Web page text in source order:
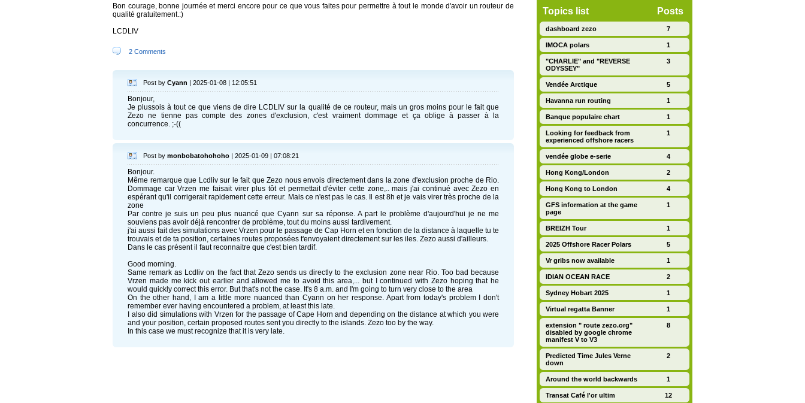
Bon courage, bonne journée et merci encore pour ce que vous faites pour permettre à tout le monde d'avoir un routeur de
qualité gratuitement.:)
LCDLIV
2 Comments
Post by Cyann | 2025-01-08 | 12:05:51
Bonjour,
Je plussois à tout ce que viens de dire LCDLIV sur la qualité de ce routeur, mais un gros moins pour le fait que
Zezo ne tienne pas compte des zones d'exclusion, c'est vraiment dommage et ça oblige à passer à la
concurrence. ;-((
Post by monbobatohohoho | 2025-01-09 | 07:08:21
Bonjour.
Même remarque que Lcdliv sur le fait que Zezo nous envois directement dans la zone d'exclusion proche de Rio.
Dommage car Vrzen me faisait virer plus tôt et permettait d'éviter cette zone,.. mais j'ai continué avec Zezo en
espérant qu'il corrigerait rapidement cette erreur. Mais ce n'est pas le cas. Il est 8h et je vais virer très proche de la
zone
Par contre je suis un peu plus nuancé que Cyann sur sa réponse. A part le problème d'aujourd'hui je ne me
souviens pas avoir déjà rencontrer de problème, tout du moins aussi tardivement.
j'ai aussi fait des simulations avec Vrzen pour le passage de Cap Horn et en fonction de la distance à laquelle tu te
trouvais et de ta position, certaines routes proposées t'envoyaient directement sur les iles. Zezo aussi d'ailleurs.
Dans le cas présent il faut reconnaitre que c'est bien tardif.
Good morning.
Same remark as Lcdliv on the fact that Zezo sends us directly to the exclusion zone near Rio. Too bad because
Vrzen made me kick out earlier and allowed me to avoid this area,... but I continued with Zezo hoping that he
would quickly correct this error. But that's not the case. It's 8 a.m. and I'm going to turn very close to the area
On the other hand, I am a little more nuanced than Cyann on her response. Apart from today's problem I don't
remember ever having encountered a problem, at least this late.
I also did simulations with Vrzen for the passage of Cape Horn and depending on the distance at which you were
and your position, certain proposed routes sent you directly to the islands. Zezo too by the way.
In this case we must recognize that it is very late.
Topics list Posts
dashboard zezo 7
IMOCA polars 1
"CHARLIE" and "REVERSE
ODYSSEY"
3
Vendée Arctique 5
Havanna run routing 1
Banque populaire chart 1
Looking for feedback from
experienced offshore racers
1
vendée globe e-serie 4
Hong Kong/London 2
Hong Kong to London 4
GFS information at the game
page
1
BREIZH Tour 1
2025 Offshore Racer Polars 5
Vr gribs now available 1
IDIAN OCEAN RACE 2
Sydney Hobart 2025 1
Virtual regatta Banner 1
extension " route zezo.org"
disabled by google chrome
manifest V to V3
8
Predicted Time Jules Verne
down
2
Around the world backwards 1
Transat Café l'or ultim 12